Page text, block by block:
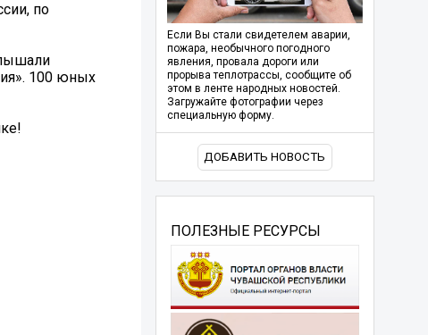
по
100 юных
Если Вы стали свидетелем аварии,
пожара, необычного погодного
явления, провала дороги или
прорыва теплотрассы, сообщите об
этом в ленте народных новостей.
Загружайте фотографии через
специальную форму.
ДОБАВИТЬ НОВОСТЬ
ПОЛЕЗНЫЕ РЕСУРСЫ